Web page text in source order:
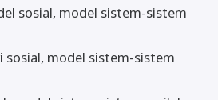
sosial, model sistem-sistem
model sistem-sistem